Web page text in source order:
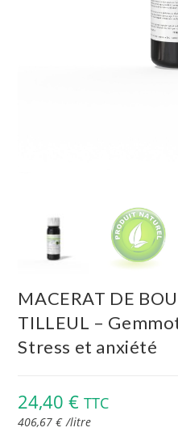
MACERAT DE
TILLEUL –
Stress et anxiété
24,40€ TTC
406,67€ /litre